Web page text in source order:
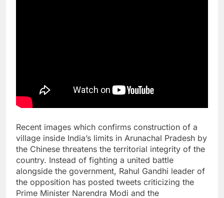
Recent images which confirms construction of a
village inside India’s limits in Arunachal Pradesh by
the Chinese threatens the territorial integrity of the
country. Instead of fighting a united battle
alongside the government, Rahul Gandhi leader of
the opposition has posted tweets criticizing the
Prime Minister Narendra Modi and the